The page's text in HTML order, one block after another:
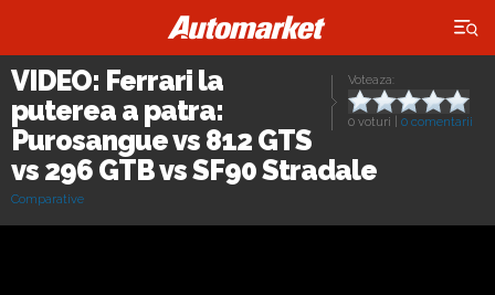
×
Voteaza:
0 voturi 0 comentarii
VIDEO: Ferrari la
puterea a patra:
Purosangue vs 812 GTS
vs 296 GTB vs SF90 Stradale
Comparative